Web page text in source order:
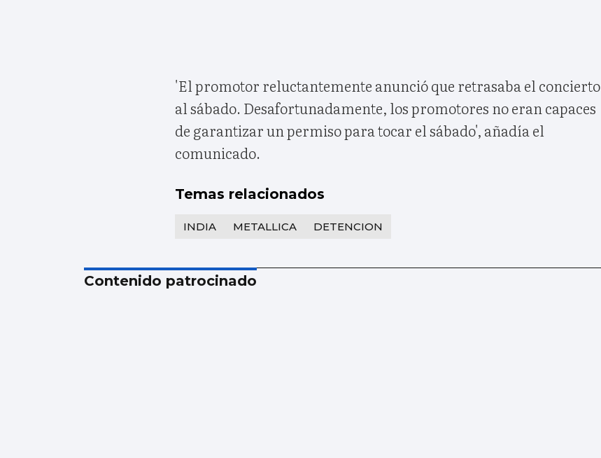
'El promotor reluctantemente anunció que retrasaba el concierto
al sábado. Desafortunadamente, los promotores no eran capaces
de garantizar un permiso para tocar el sábado', añadía el
comunicado.
Temas relacionados
INDIA METALLICA DETENCION
Contenido patrocinado